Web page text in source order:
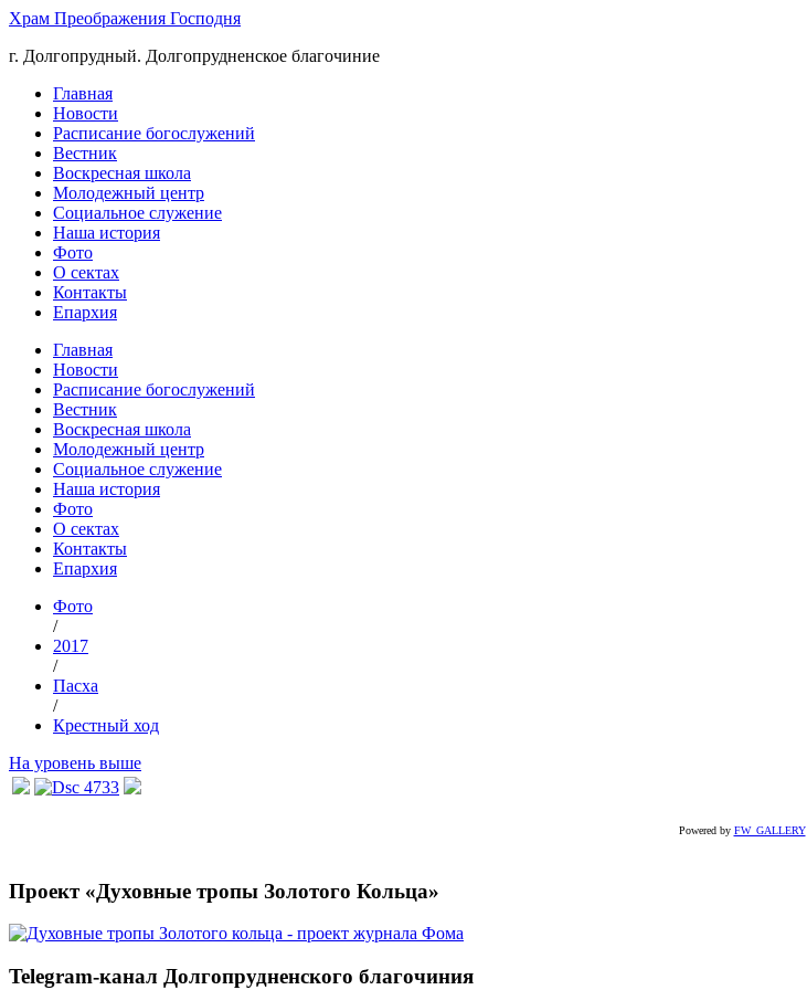
Храм Преображения Господня
г. Долгопрудный. Долгопрудненское благочиние
Главная
Новости
Расписание богослужений
Вестник
Воскресная школа
Молодежный центр
Социальное служение
Наша история
Фото
О сектах
Контакты
Епархия
Главная
Новости
Расписание богослужений
Вестник
Воскресная школа
Молодежный центр
Социальное служение
Наша история
Фото
О сектах
Контакты
Епархия
Фото
/
2017
/
Пасха
/
Крестный ход
На уровень выше
Powered by FW_GALLERY
Проект «Духовные тропы Золотого Кольца»
Telegram-канал Долгопрудненского благочиния